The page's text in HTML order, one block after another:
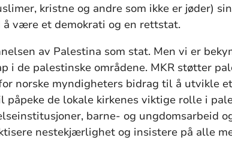
kristne og andre som ikke er jøder)
å være et demokrati og en rettstat.
av Palestina som stat. Men vi er
i de palestinske områdene. MKR støtter
norske myndigheters bidrag til å utvikle
påpeke de lokale kirkenes viktige rolle i
barne- og ungdomsarbeid
nestekjærlighet og insistere på alle